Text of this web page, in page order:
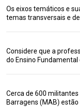
Os eixos temáticos e
temas transversais e
Considere que a
do Ensino
Cerca de 600
Barragens (MAB)